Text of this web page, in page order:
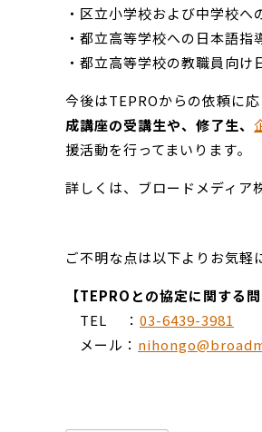
・区立小学校および中学校へ
・都立高等学校への日本語指
・都立高等学校の教職員向け
今後はTEPROからの依頼に
成講座の受講生や、修了生、
援活動を行ってまいります。
詳しくは、ブロードメディア
ご不明な点は以下よりお気軽
【TEPROとの協定に関する
TEL ： 03-6439-3981
メール：